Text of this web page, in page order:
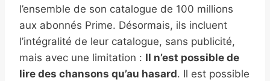
l’ensemble de son catalogue de 100 millions
aux abonnés Prime. Désormais, ils incluent
l’intégralité de leur catalogue, sans publicité,
mais avec une limitation : Il n’est possible de
lire des chansons qu’au hasard. Il est possible